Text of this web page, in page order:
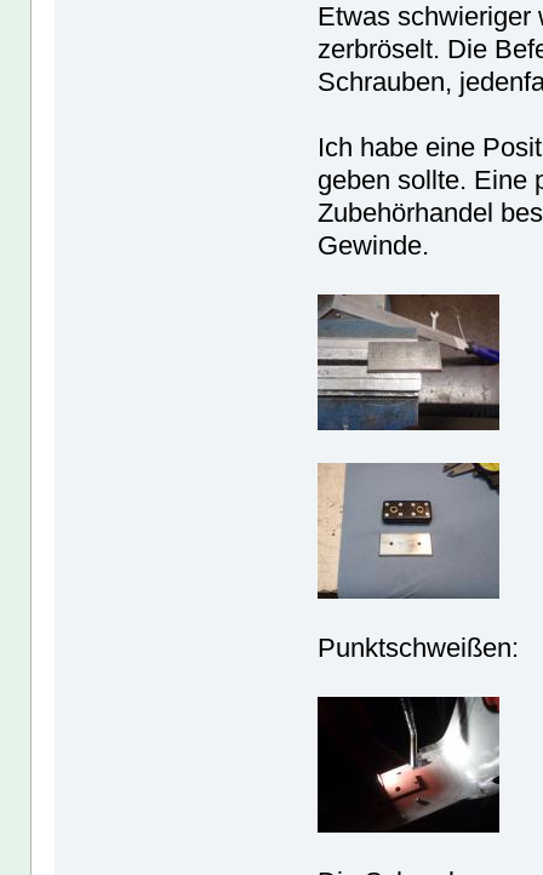
Etwas schwieriger
zerbröselt. Die
Schrauben,
Ich habe eine
geben sollte. Eine
Zubehörhandel
Gewinde.
Punktschweißen: